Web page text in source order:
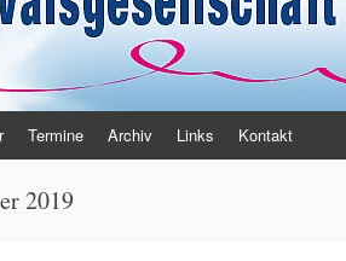
Termine Archiv Links Kontakt
2019